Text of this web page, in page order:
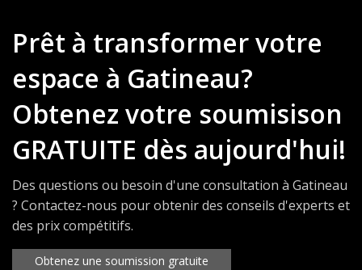
Prêt à transformer votre
espace à Gatineau?
Obtenez votre soumisison
GRATUITE dès aujourd'hui!
Des questions ou besoin d'une consultation à Gatineau
? Contactez-nous pour obtenir des conseils d'experts et
des prix compétitifs.
Obtenez une soumission gratuite